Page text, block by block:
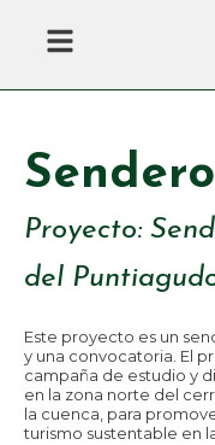
contenido
Menú
Proyecto:
del
Este proyecto es un
y una convocatoria. El
campaña de estudio y
en la zona norte del
la cuenca, para
turismo sustentable en